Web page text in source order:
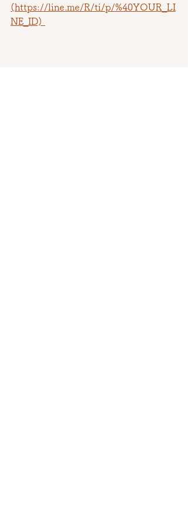
(https://line.me/R/ti/p/%40YOUR_LI
NE_ID)